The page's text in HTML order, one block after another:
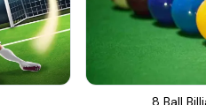
8 Ball